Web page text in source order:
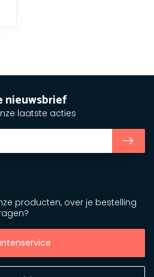
producten, over je bestelling
nieuwsbrief
laatste acties